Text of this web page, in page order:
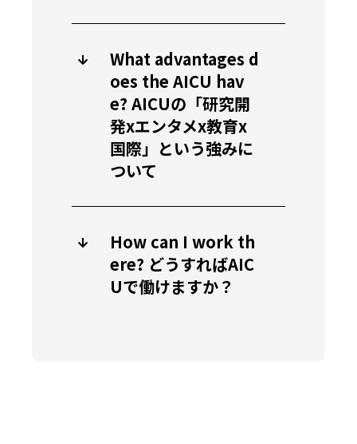
What advantages d
oes the AICU hav
e? AICUの「研究開
発xエンタメx教育x
国際」という強みに
ついて
How can I work th
ere? どうすればAIC
Uで働けますか？